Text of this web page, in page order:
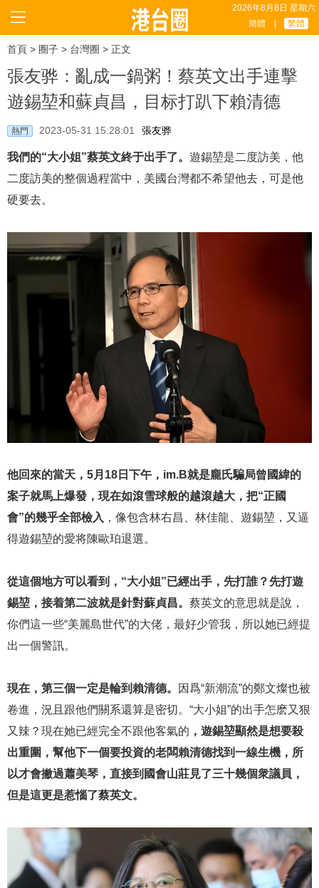
2026年8月8日 星期六
簡體
繁體
首頁 > 圈子 > 台灣圈 > 正文
張友骅：亂成一鍋粥！蔡英文出手連擊
遊錫堃和蘇貞昌，目标打趴下賴清德
熱門 2023-05-31 15:28:01 張友骅
我們的“大小姐”蔡英文終于出手了。 遊錫堃是二度訪美，他
二度訪美的整個過程當中，美國台灣都不希望他去，可是他
硬要去。
他回來的當天，5月18日下午，im.B就是龐氏騙局曾國緯的
案子就馬上爆發，現在如滾雪球般的越滾越大，把“正國
會”的幾乎全部檢入 ，像包含林右昌、林佳龍、遊錫堃，又逼
得遊錫堃的愛将陳歐珀退選。
從這個地方可以看到，“大小姐”已經出手，先打誰？先打遊
錫堃，接着第二波就是針對蘇貞昌。 蔡英文的意思就是說，
你們這一些“美麗島世代”的大佬，最好少管我，所以她已經提
出一個警訊。
現在，第三個一定是輪到賴清德。
因爲“新潮流”的鄭文燦也被
卷進，況且跟他們關系還算是密切。“大小姐”的出手怎麽又狠
又辣？現在她已經完全不跟他客氣的 ，遊錫堃顯然是想要殺
出重圍，幫他下一個要投資的老闆賴清德找到一線生機，所
以才會撇過蕭美琴，直接到國會山莊見了三十幾個衆議員，
但是這更是惹惱了蔡英文。